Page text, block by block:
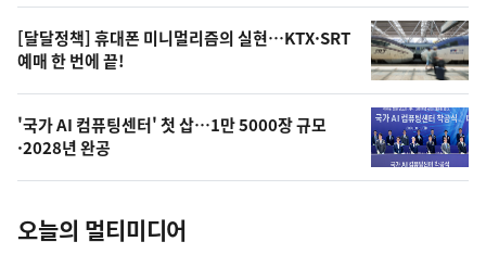
오
늘
의
사
진
[달달정책] 휴대폰 미니멀리즘의 실현…KTX·SRT
예매 한 번에 끝!
'국가 AI 컴퓨팅센터' 첫 삽…1만 5000장 규모
·2028년 완공
오늘의 멀티미디어